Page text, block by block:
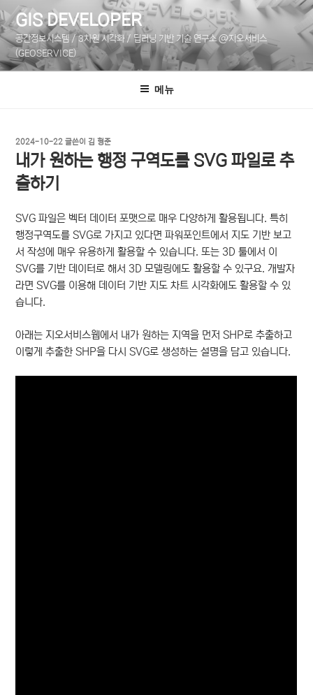
텐
츠
로
바
GIS DEVELOPER
공간정보시스템 / 3차원 시각화 / 딥러닝 기반 기술 연구소 @지오서비스
(GEOSERVICE)
메뉴
작
성
일
자
2024-10-22 글쓴이김 형준
내가 원하는 행정 구역도를 SVG 파일로 추
출하기
SVG 파일은 벡터 데이터 포맷으로 매우 다양하게 활용됩니다. 특히
행정구역도를 SVG로 가지고 있다면 파워포인트에서 지도 기반 보고
서 작성에 매우 유용하게 활용할 수 있습니다. 또는 3D 툴에서 이
SVG를 기반 데이터로 해서 3D 모델링에도 활용할 수 있구요. 개발자
라면 SVG를 이용해 데이터 기반 지도 차트 시각화에도 활용할 수 있
습니다.
아래는 지오서비스웹에서 내가 원하는 지역을 먼저 SHP로 추출하고
이렇게 추출한 SHP을 다시 SVG로 생성하는 설명을 담고 있습니다.